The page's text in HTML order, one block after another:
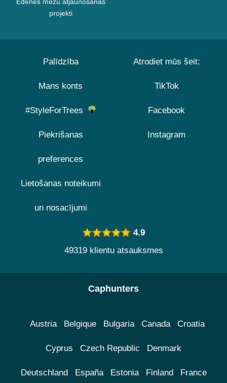
Ēdenes mežu atjaunošanas
projekti
Palīdzība
Mans konts
#StyleForTrees
Piekrišanas
preferences
Lietošanas noteikumi
un nosacījumi
Atrodiet mūs šeit:
TikTok
Facebook
Instagram
4.9
49319 klientu atsauksmes
Caphunters
Austria Belgique Bulgaria Canada Croatia
Cyprus Czech Republic Denmark
Deutschland España Estonia Finland France